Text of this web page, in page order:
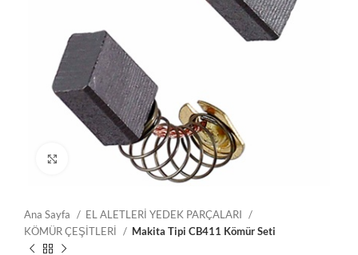
Click to enlarge
Ana Sayfa
EL ALETLERİ YEDEK PARÇALARI
KÖMÜR ÇEŞİTLERİ
Makita Tipi CB411 Kömür Seti